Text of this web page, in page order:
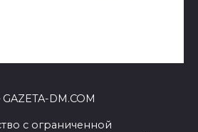
DM.COM
с ограниченной